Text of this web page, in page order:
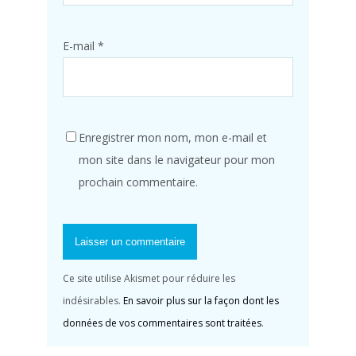
E-mail *
Enregistrer mon nom, mon e-mail et
mon site dans le navigateur pour mon
prochain commentaire.
Ce site utilise Akismet pour réduire les
indésirables. En savoir plus sur la façon dont les
données de vos commentaires sont traitées.